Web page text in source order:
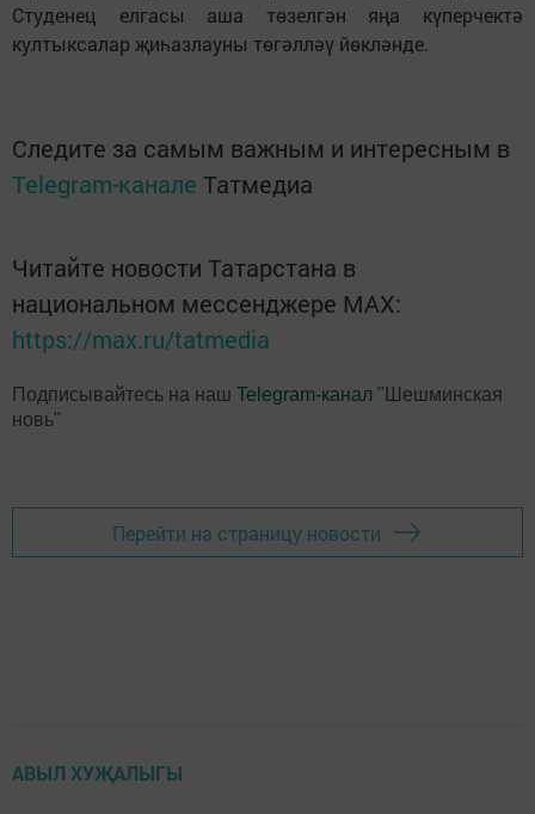
Студенец елгасы аша төзелгән яңа күперчектә
култыксалар җиһазлауны төгәлләү йөкләнде.
Следите за самым важным и интересным в
Telegram-канале Татмедиа
Читайте новости Татарстана в
национальном мессенджере MАХ:
https://max.ru/tatmedia
Подписывайтесь на наш Telegram-канал "Шешминская
новь"
Перейти на страницу новости
АВЫЛ ХУҖАЛЫГЫ